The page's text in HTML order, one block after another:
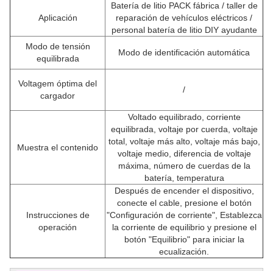
Aplicación
Batería de litio PACK fábrica / taller de
reparación de vehículos eléctricos /
personal batería de litio DIY ayudante
Modo de tensión
equilibrada
Modo de identificación automática
Voltagem óptima del
cargador
/
Muestra el contenido
Voltado equilibrado, corriente
equilibrada, voltaje por cuerda, voltaje
total, voltaje más alto, voltaje más bajo,
voltaje medio, diferencia de voltaje
máxima, número de cuerdas de la
batería, temperatura
Instrucciones de
operación
Después de encender el dispositivo,
conecte el cable, presione el botón
"Configuración de corriente", Establezca
la corriente de equilibrio y presione el
botón "Equilibrio" para iniciar la
ecualización.